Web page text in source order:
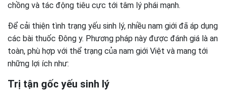
chồng và tác động tiêu cực tới tâm lý phái mạnh.
Để cải thiện tình trạng yếu sinh lý, nhiều nam giới đã áp dụng
các bài thuốc Đông y. Phương pháp này được đánh giá là an
toàn, phù hợp với thể trạng của nam giới Việt và mang tới
những lợi ích như:
Trị tận gốc yếu sinh lý